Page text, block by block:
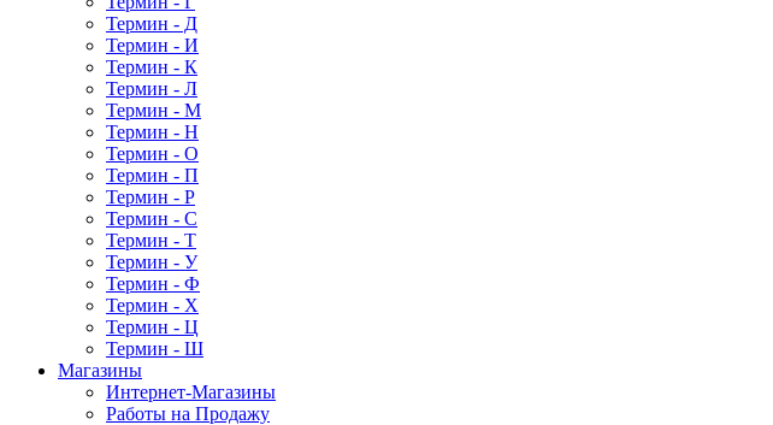
Термин - Д
Термин - И
Термин - К
Термин - Л
Термин - М
Термин - Н
Термин - О
Термин - П
Термин - Р
Термин - С
Термин - Т
Термин - У
Термин - Ф
Термин - Х
Термин - Ц
Термин - Ш
Магазины
Интернет-Магазины
Работы на Продажу